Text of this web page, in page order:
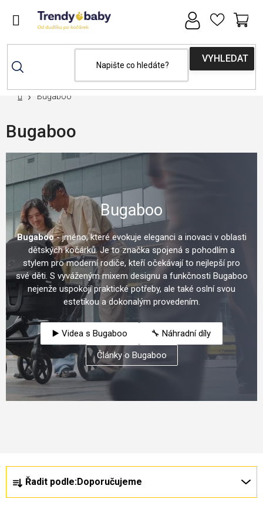
DomůBugaboo
Bugaboo
Bugaboo
Bugaboo- jméno, které evokuje eleganci a inovaci v oblasti
dětských kočárků. Je to značka spojená s pohodlím a
stylem pro moderní rodiče, kteří očekávají to nejlepší pro
své děti. S vyváženým mixem designu a funkčnosti Bugaboo
nejenže uspokojí praktické potřeby, ale také oslní svou
estetikou a dokonalým provedením.
▶️ Videa s Bugaboo 🔧 Náhradní díly
Články o Bugaboo
a
Řadit podle:Doporučujeme
ý